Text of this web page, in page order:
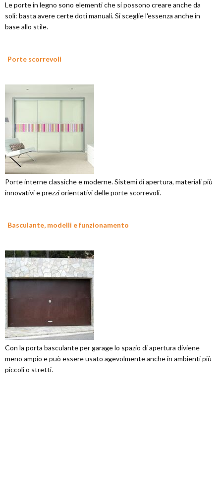
Le porte in legno sono elementi che si possono creare anche da
soli: basta avere certe doti manuali. Si sceglie l'essenza anche in
base allo stile.
Porte scorrevoli
Porte interne classiche e moderne. Sistemi di apertura, materiali più
innovativi e prezzi orientativi delle porte scorrevoli.
Basculante, modelli e funzionamento
Con la porta basculante per garage lo spazio di apertura diviene
meno ampio e può essere usato agevolmente anche in ambienti più
piccoli o stretti.